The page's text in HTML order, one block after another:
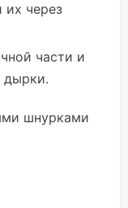
их через
части и
дырки.